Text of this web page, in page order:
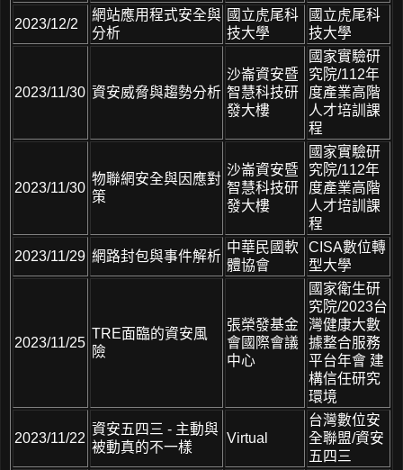
2023/12/2
網站應用程式安全與
分析
國立虎尾科
技大學
國立虎尾科
技大學
2023/11/30 資安威脅與趨勢分析
沙崙資安暨
智慧科技研
發大樓
國家實驗研
究院/112年
度產業高階
人才培訓課
程
2023/11/30
物聯網安全與因應對
策
沙崙資安暨
智慧科技研
發大樓
國家實驗研
究院/112年
度產業高階
人才培訓課
程
2023/11/29 網路封包與事件解析
中華民國軟
體協會
CISA數位轉
型大學
2023/11/25
TRE面臨的資安風
險
張榮發基金
會國際會議
中心
國家衛生研
究院/2023台
灣健康大數
據整合服務
平台年會 建
構信任研究
環境
2023/11/22
資安五四三 - 主動與
被動真的不一樣
Virtual
台灣數位安
全聯盟/資安
五四三